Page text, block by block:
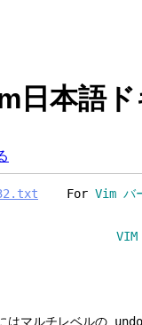
日本語
For Vim バ
ユーザーマ
はマルチレベルの